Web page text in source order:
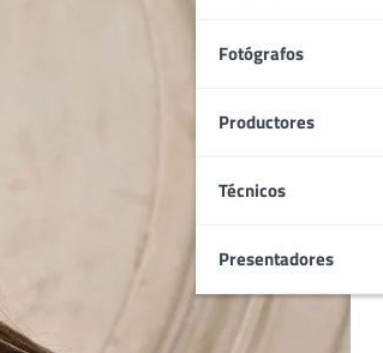
Fotógrafos
Productores
Técnicos
Presentadores